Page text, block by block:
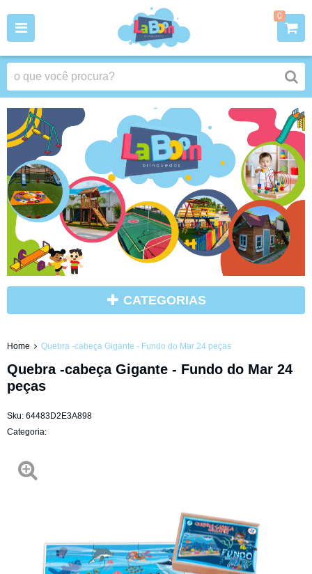
0
CATEGORIAS
Home Quebra -cabeça Gigante - Fundo do Mar 24 peças
Quebra -cabeça Gigante - Fundo do Mar 24
peças
Sku: 64483D2E3A898
Categoria: